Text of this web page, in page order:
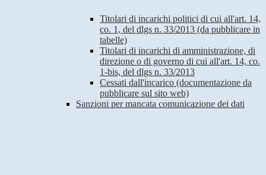
Titolari di incarichi politici di cui all'art. 14,
co. 1, del dlgs n. 33/2013 (da pubblicare in
tabelle)
Titolari di incarichi di amministrazione, di
direzione o di governo di cui all'art. 14, co.
1-bis, del dlgs n. 33/2013
Cessati dall'incarico (documentazione da
pubblicare sul sito web)
Sanzioni per mancata comunicazione dei dati